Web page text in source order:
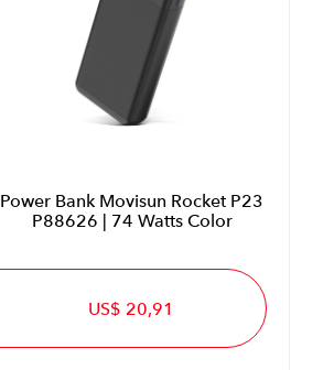
Power Bank Movisun Rocket P23
P88626 | 74 Watts Color
US$ 20,91